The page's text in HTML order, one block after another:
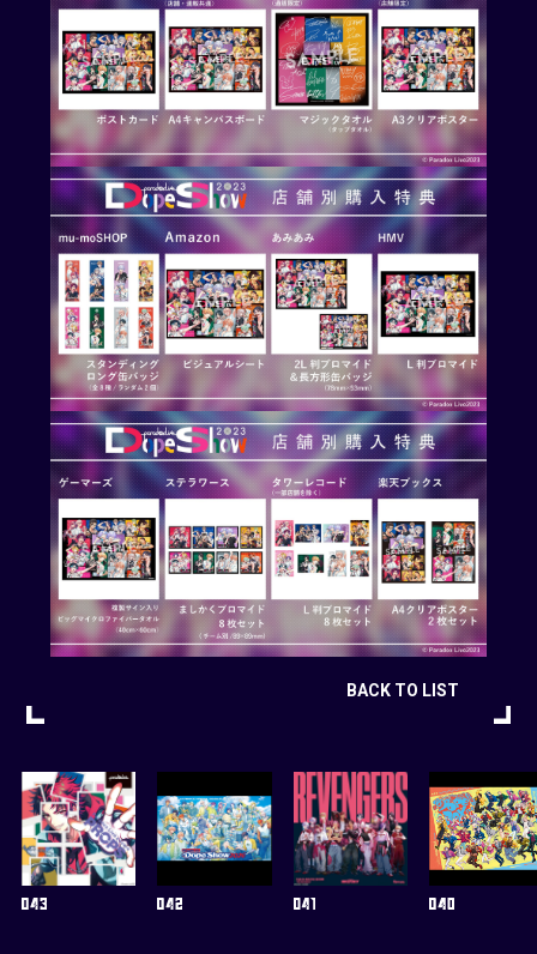
BACK TO LIST